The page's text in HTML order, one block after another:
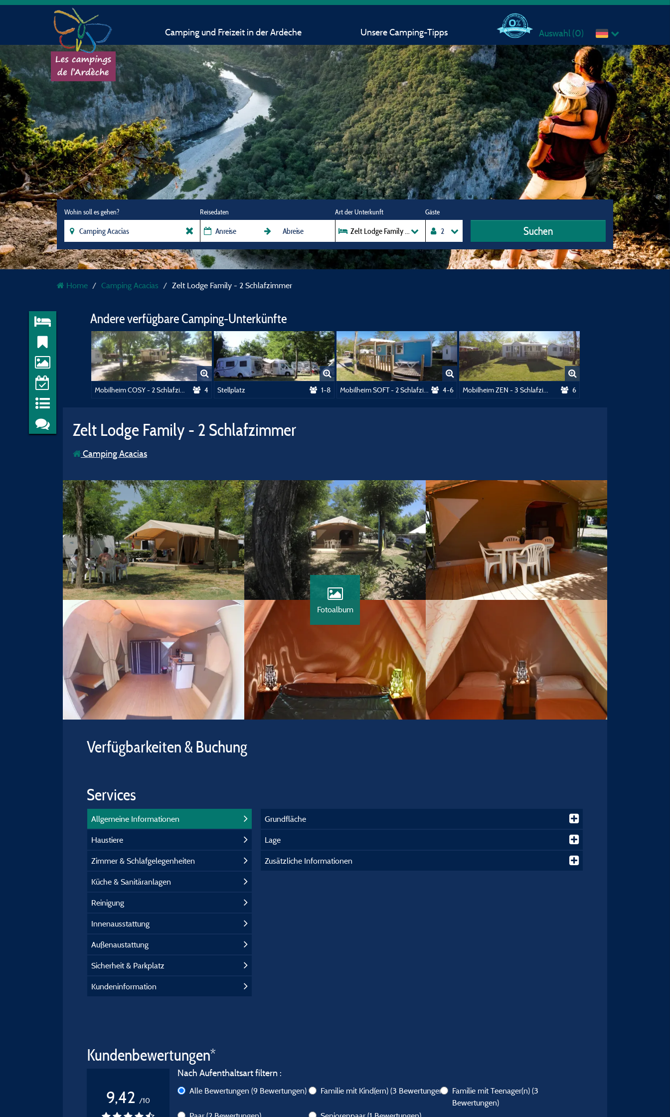
Camping und Freizeit in der Ardèche Unsere Camping-Tipps Auswahl (0)
Wohin soll es gehen? Reisedaten Art der Unterkunft
Zelt Lodge Family - 2 Schlafzimmer
Gäste
Suchen
Home Camping Acacias Zelt Lodge Family - 2 Schlafzimmer
Andere verfügbare Camping-Unterkünfte
Mobilheim COSY - 2 Schlafzimmer 4 Stellplatz 1-8 Mobilheim SOFT - 2 Schlafzimmer 4-6 Mobilheim ZEN - 3 Schlafzimmer 6
Zelt Lodge Family - 2 Schlafzimmer
Camping Acacias
Fotoalbum
Verfügbarkeiten & Buchung
Services
Allgemeine Informationen
Haustiere
Zimmer & Schlafgelegenheiten
Küche & Sanitäranlagen
Reinigung
Innenausstattung
Außenaustattung
Sicherheit & Parkplatz
Kundeninformation
Grundfläche
Lage
Zusätzliche Informationen
Kundenbewertungen*
9,42 /10
Nach Aufenthaltsart filtern :
Alle Bewertungen (9 Bewertungen) Familie mit Kind(ern)(3 Bewertungen) Familie mit Teenager(n) (3
Bewertungen)